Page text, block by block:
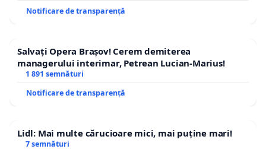
Notificare de transparență
Salvați Opera Brașov! Cerem demiterea
managerului interimar, Petrean Lucian-Marius!
1 891 semnături
Notificare de transparență
Lidl: Mai multe cărucioare mici, mai puține mari!
7 semnături